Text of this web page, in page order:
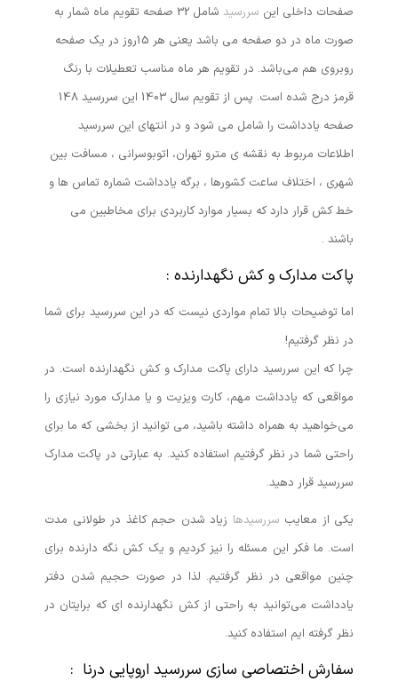
صفحات داخلی این سررسید
شامل 32 صفحه تقویم ماه شمار به
صورت ماه در دو صفحه می باشد یعنی هر 15روز در یک صفحه
روبروی هم می‌باشد. در تقویم هر ماه مناسب تعطیلات با رنگ
قرمز درج شده است. پس از تقویم سال 1403 این سررسید 148
صفحه یادداشت را شامل می شود و در انتهای این سررسید
اطلاعات مربوط به نقشه ی مترو تهران، اتوبوسرانی ، مسافت بین
شهری ، اختلاف ساعت کشورها ، برگه یادداشت شماره تماس ها و
خط کش قرار دارد که بسیار موارد کاربردی برای مخاطبین می
باشند .
پاکت مدارک و کش نگهدارنده :
اما توضیحات بالا تمام مواردی نیست که در این سررسید برای شما
در نظر گرفتیم!
چرا که این سررسید دارای پاکت مدارک و کش نگهدارنده است. در
مواقعی که یادداشت مهم، کارت ویزیت و یا مدارک مورد نیازی را
می‌خواهید به همراه داشته باشید، می توانید از بخشی که ما برای
راحتی شما در نظر گرفتیم استفاده کنید. به عبارتی در پاکت مدارک
سررسید قرار دهید.
یکی از معایب سررسیدها زیاد شدن حجم کاغذ در طولانی مدت
است. ما فکر این مسئله را نیز کردیم و یک کش نگه دارنده برای
چنین مواقعی در نظر گرفتیم. لذا در صورت حجیم شدن دفتر
یادداشت می‌توانید به راحتی از کش نگهدارنده ای که برایتان در
نظر گرفته ایم استفاده کنید.
سفارش اختصاصی سازی سررسید اروپایی درنا :